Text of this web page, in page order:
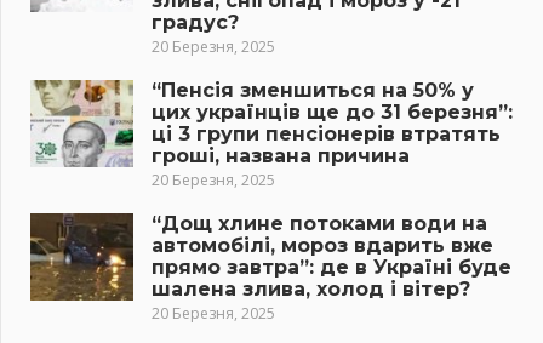
градус?
20 Березня, 2025
“Пенсія зменшиться на 50% у
цих українців ще до 31 березня”:
ці 3 групи пенсіонерів втратять
гроші, названа причина
20 Березня, 2025
“Дощ хлине потоками води на
автомобілі, мороз вдарить вже
прямо завтра”: де в Україні буде
шалена злива, холод і вітер?
20 Березня, 2025